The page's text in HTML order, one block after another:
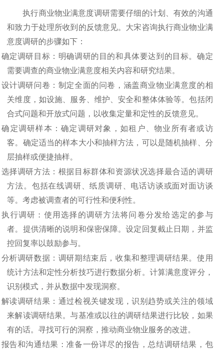
执行商业物业满意度调研需要仔细的计划、有效的沟通
和致力于处理所收到的反馈意见。 大宋咨询执行商业物业满
意度调研的步骤如下：
确定调研目标：明确调研的目的和具体要达到的目标。确定
需要调查的商业物业满意度相关内容和研究结果。
设计调研问卷：制定全面的问卷，涵盖商业物业满意度的相
关维度，如设施、服务、维护、安全和整体体验等。包括闭
合式问题和开放式问题，以收集定量和定性的反馈意见。
确定调研样本：确定调研对象，如租户、物业所有者或访
客。确定适当的样本大小和抽样方法，可以是随机抽样、分
层抽样或便捷抽样。
选择调研方法：根据目标群体和资源状况选择最合适的调研
方法。包括在线调研、纸质调研、电话访谈或面对面访谈
等。考虑被调查者的可行性和便利性。
执行调研：使用选择的调研方法将问卷分发给选定的参与
者。提供清晰的说明和保密保障。设定回复截止日期，并监
控回复率以鼓励参与。
分析调研数据：调研期结束后，收集和整理调研结果。使用
统计方法和定性分析技巧进行数据分析。计算满意度评分，
识别模式，并从数据中发现洞察。
解读调研结果：通过检视关键发现，识别趋势或关注的领域
来解读调研结果。与基准或以往的调研结果进行比较，如果
有的话。寻找可行的洞察，推动商业物业服务的改进。
报告和沟通结果：准备一份详尽的报告，总结调研结果，包